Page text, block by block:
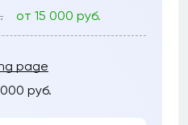
от 15 000 руб.
page
руб.